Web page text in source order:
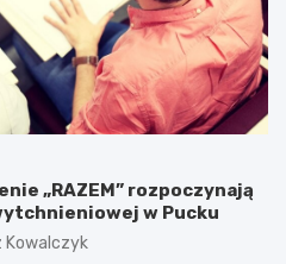
„RAZEM” rozpoczynają
w Pucku
Kowalczyk